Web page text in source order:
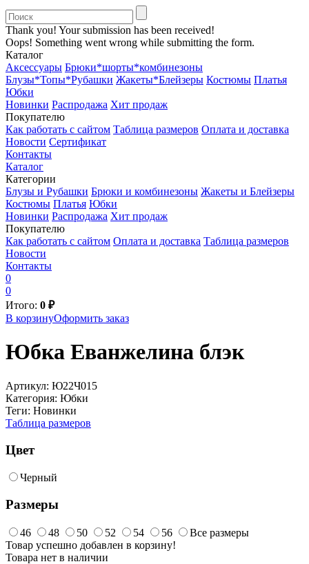
Thank you! Your submission has been received!
Oops! Something went wrong while submitting the form.
Каталог
Аксессуары Брюки*шорты*комбинезоны
Блузы*Топы*Рубашки Жакеты*Блейзеры Костюмы Платья
Юбки
Новинки Распродажа Хит продаж
Покупателю
Как работать с сайтом Таблица размеров Оплата и доставка
Новости Сертификат
Контакты
Каталог
Категории
Блузы и Рубашки Брюки и комбинезоны Жакеты и Блейзеры
Костюмы Платья Юбки
Новинки Распродажа Хит продаж
Покупателю
Как работать с сайтом Оплата и доставка Таблица размеров
Новости
Контакты
0
0
Итого: 0 ₽
В корзинуОформить заказ
Юбка Еванжелина блэк
Артикул: Ю22Ч015
Категория: Юбки
Теги: Новинки
Таблица размеров
Цвет
Черный
Размеры
46 48 50 52 54 56
Все размеры
Товар успешно добавлен в корзину!
Товара нет в наличии